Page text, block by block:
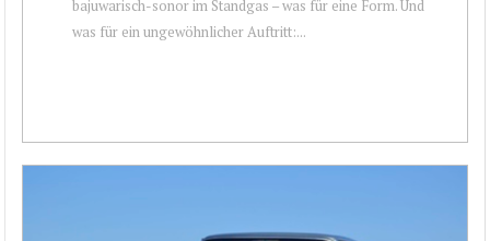
bajuwarisch-sonor im Standgas – was für eine Form. Und
was für ein ungewöhnlicher Auftritt:...